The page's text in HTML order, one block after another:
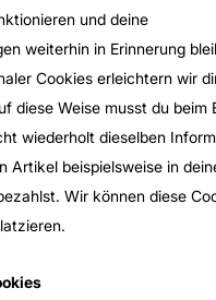
und deine
weiterhin in Erinnerung
Cookies erleichtern wir
diese Weise musst du beim
wiederholt dieselben
Artikel beispielsweise in
Wir können diese